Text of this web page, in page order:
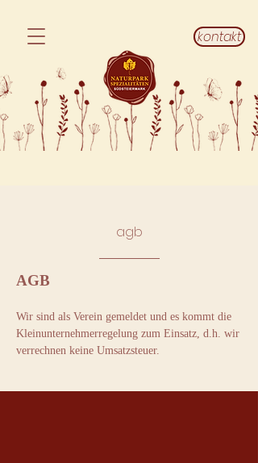
kontakt
agb
AGB
Wir sind als Verein gemeldet und es kommt die
Kleinunternehmerregelung zum Einsatz, d.h. wir
verrechnen keine Umsatzsteuer.